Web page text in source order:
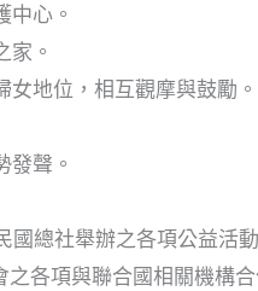
心。
家。
地位，相互觀摩與鼓勵。
發聲。
國總社舉辦之各項公益活動
之各項與聯合國相關機構